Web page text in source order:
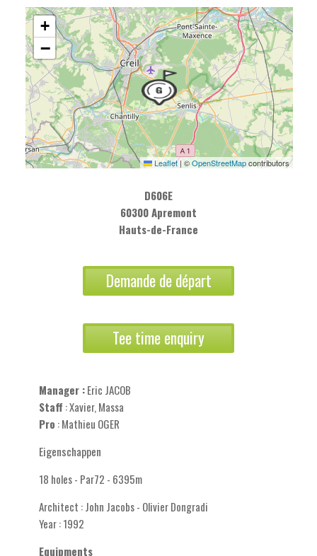
+
−
Leaflet | ©OpenStreetMapcontributors
D606E
60300 Apremont
Hauts-de-France
Demande de départ
Tee time enquiry
Manager :Eric JACOB
Staff : Xavier, Massa
Pro : Mathieu OGER
Eigenschappen
18 holes - Par72 - 6395m
Architect : John Jacobs - Olivier Dongradi
Year : 1992
Equipments